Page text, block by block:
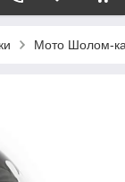
Мото Шолом-